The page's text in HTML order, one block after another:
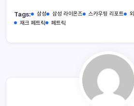
Tags: 삼성 삼성 라이온즈 스카우팅 리포트
재크 페트릭
페트릭